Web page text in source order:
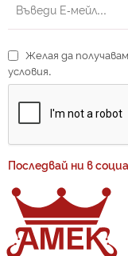
Желая да
условия.
Последвай ни в